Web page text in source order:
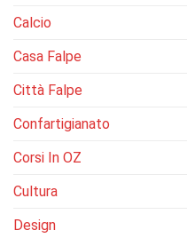
Calcio
Casa Falpe
Città Falpe
Confartigianato
Corsi In OZ
Cultura
Design